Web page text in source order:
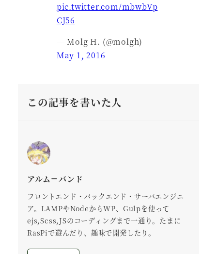
pic.twitter.com/mbwbVp
CJ56
— Molg H. (@molgh)
May 1, 2016
この記事を書いた人
アルム＝バンド
フロントエンド・バックエンド・サーバエンジニ
ア。LAMPやNodeからWP、Gulpを使って
ejs,Scss,JSのコーディングまで一通り。たまに
RasPiで遊んだり、趣味で開発したり。